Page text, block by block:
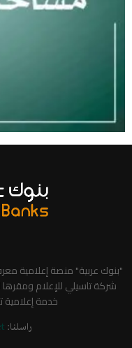
"بنوك عربية" منصة إعلامية
شركة تاسيلي للإعلام
خدمة
راسلنا: